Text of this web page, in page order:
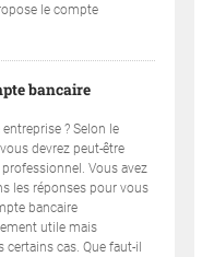
le compte
bancaire
? Selon le
devrez peut-être
Vous avez
les réponses pour vous
bancaire
utile mais
cas. Que faut-il